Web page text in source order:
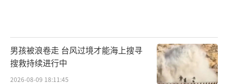
男孩被浪卷走 台风过境才能海上搜寻
搜救持续进行中
2026-08-09 18:11:45